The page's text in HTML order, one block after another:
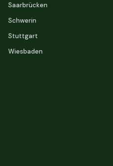
Saarbrücken
Schwerin
Stuttgart
Wiesbaden